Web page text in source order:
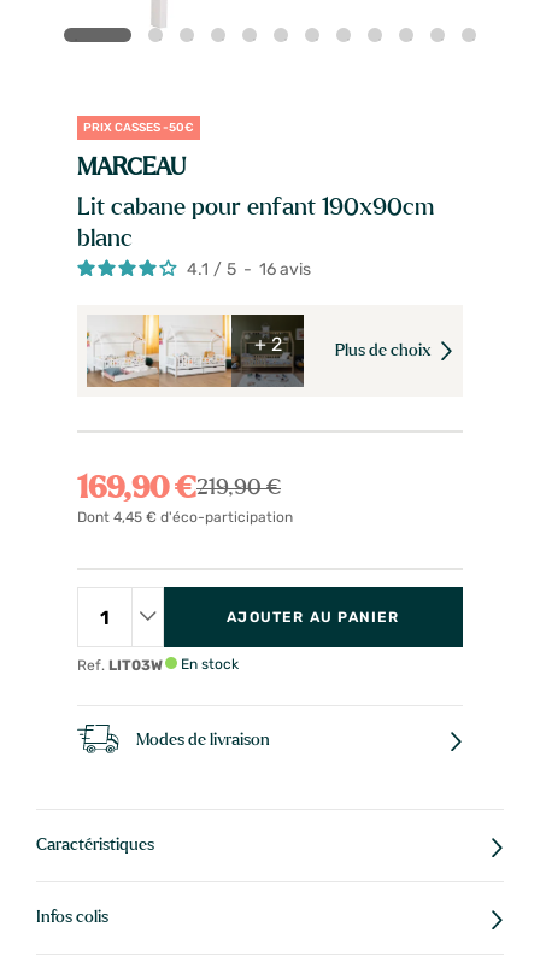
PRIX CASSES -50€
MARCEAU
Lit cabane pour enfant 190x90cm
blanc
4.1 / 5 - 16avis
+ 2 Plus de choix
169,90 €219,90 €
Dont 4,45 € d'éco-participation
Ref. LIT03W
AJOUTER AU PANIER
En stock
Modes de livraison
Caractéristiques
Infos colis